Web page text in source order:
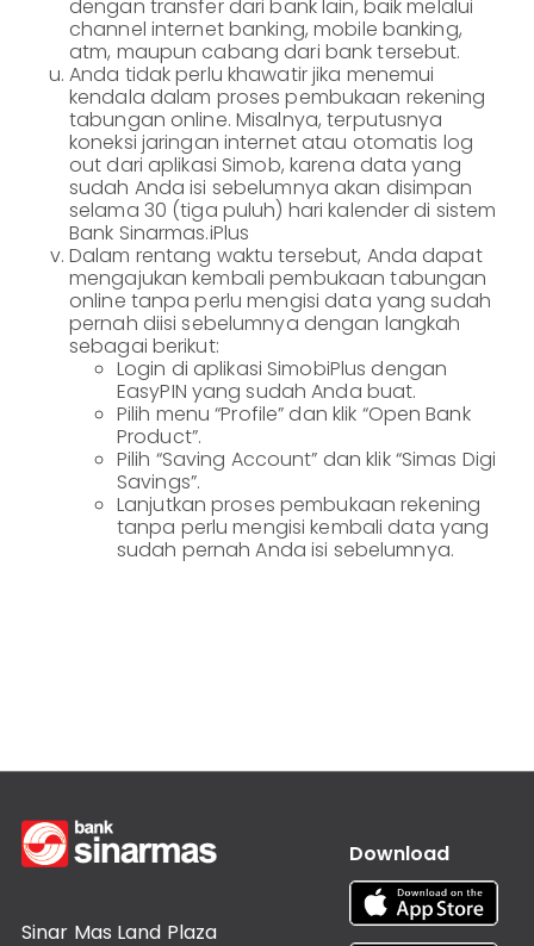
dengan transfer dari bank lain, baik melalui
channel internet banking, mobile banking,
atm, maupun cabang dari bank tersebut.
Anda tidak perlu khawatir jika menemui
kendala dalam proses pembukaan rekening
tabungan online. Misalnya, terputusnya
koneksi jaringan internet atau otomatis log
out dari aplikasi Simob, karena data yang
sudah Anda isi sebelumnya akan disimpan
selama 30 (tiga puluh) hari kalender di sistem
Bank Sinarmas.iPlus
Dalam rentang waktu tersebut, Anda dapat
mengajukan kembali pembukaan tabungan
online tanpa perlu mengisi data yang sudah
pernah diisi sebelumnya dengan langkah
sebagai berikut:
Login di aplikasi SimobiPlus dengan
EasyPIN yang sudah Anda buat.
Pilih menu “Profile” dan klik “Open Bank
Product”.
Pilih “Saving Account” dan klik “Simas Digi
Savings”.
Lanjutkan proses pembukaan rekening
tanpa perlu mengisi kembali data yang
sudah pernah Anda isi sebelumnya.
Sinar Mas Land Plaza
Download